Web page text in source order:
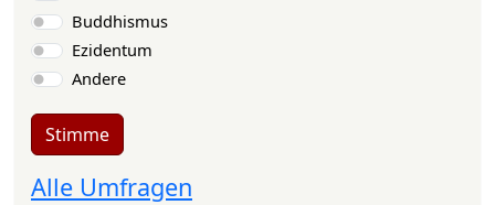
Buddhismus
Ezidentum
Andere
Stimme
Alle Umfragen